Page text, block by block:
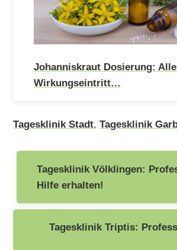
Johanniskraut Dosierung:
Wirkungseintritt…
Tagesklinik Stadt,Tagesklinik
Beitragsnavigation
Tagesklinik Völklingen:
Hilfe erhalten!
Tagesklinik Triptis: